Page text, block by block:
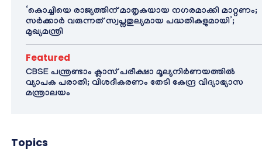
‘കൊച്ചിയെ രാജ്യത്തിന് മാതൃകയായ നഗരമാക്കി മാറ്റണം;
സർക്കാർ വരുന്നത് സ്വപ്നതുല്യമായ പദ്ധതികളുമായി’;
മുഖ്യമന്ത്രി
Featured
CBSE പന്ത്രണ്ടാം ക്ലാസ് പരീക്ഷാ മൂല്യനിർണയത്തിൽ
വ്യാപക പരാതി; വിശദീകരണം തേടി കേന്ദ്ര വിദ്യാഭ്യാസ
മന്ത്രാലയം
Topics